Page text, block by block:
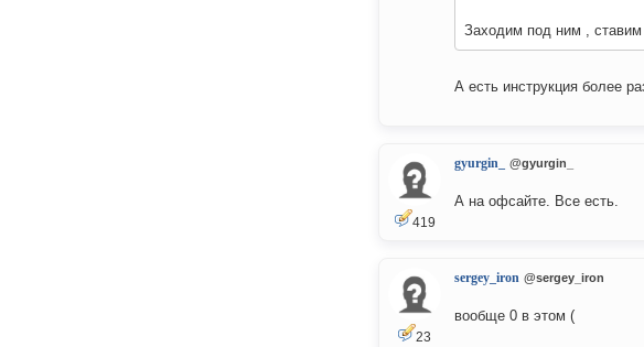
Заходим под ним ,
А есть инструкция более
419
gyurgin_ @gyurgin_
А на офсайте. Все есть.
23
sergey_iron @sergey_iron
вообще 0 в этом (